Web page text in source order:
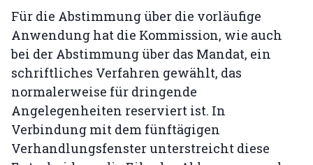
Für die Abstimmung über die vorläufige
Anwendung hat die Kommission, wie auch
bei der Abstimmung über das Mandat, ein
schriftliches Verfahren gewählt, das
normalerweise für dringende
Angelegenheiten reserviert ist. In
Verbindung mit dem fünftägigen
Verhandlungsfenster unterstreicht diese